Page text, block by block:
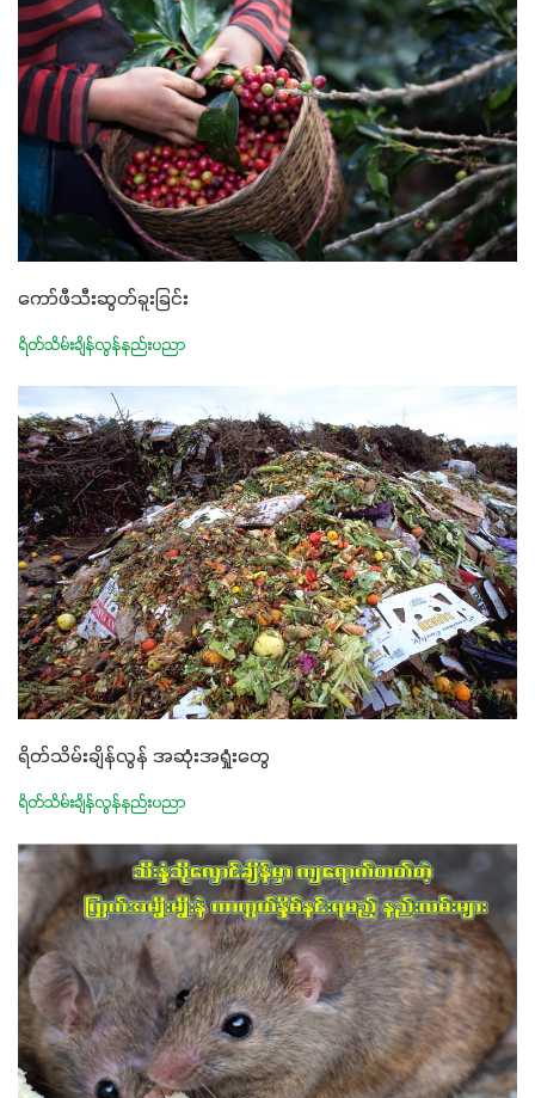
ကော်ဖီသီးဆွတ်ခူးခြင်း
ရိတ်သိမ်းချိန်လွန်နည်းပညာ
ရိတ်သိမ်းချိန်လွန် အဆုံးအရှုံးတွေ
ရိတ်သိမ်းချိန်လွန်နည်းပညာ